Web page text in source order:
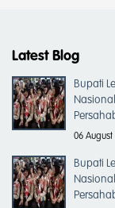
Latest Blog
Bupati
06 August
Bupati